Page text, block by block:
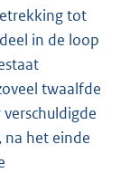
tot
in de loop
twaalfde
na het einde